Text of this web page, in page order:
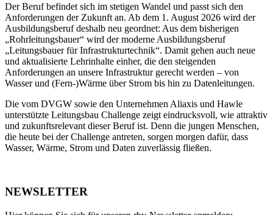
Der Beruf befindet sich im stetigen Wandel und passt sich den
Anforderungen der Zukunft an. Ab dem 1. August 2026 wird der
Ausbildungsberuf deshalb neu geordnet: Aus dem bisherigen
„Rohrleitungsbauer“ wird der moderne Ausbildungsberuf
„Leitungsbauer für Infrastrukturtechnik“. Damit gehen auch neue
und aktualisierte Lehrinhalte einher, die den steigenden
Anforderungen an unsere Infrastruktur gerecht werden – von
Wasser und (Fern-)Wärme über Strom bis hin zu Datenleitungen.
Die vom DVGW sowie den Unternehmen Aliaxis und Hawle
unterstützte Leitungsbau Challenge zeigt eindrucksvoll, wie attraktiv
und zukunftsrelevant dieser Beruf ist. Denn die jungen Menschen,
die heute bei der Challenge antreten, sorgen morgen dafür, dass
Wasser, Wärme, Strom und Daten zuverlässig fließen.
NEWSLETTER